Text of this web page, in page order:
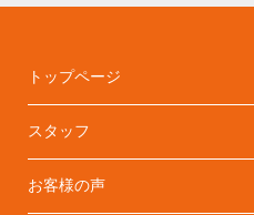
トップページ
スタッフ
お客様の声